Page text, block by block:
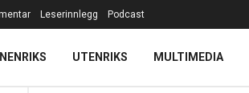
Leserinnlegg Podcast
UTENRIKS MULTIMEDIA